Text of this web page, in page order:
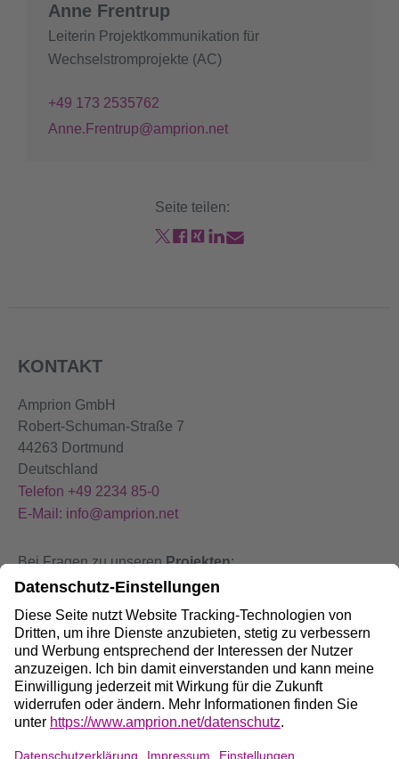
Anne Frentrup
Leiterin Projektkommunikation für
Wechselstromprojekte (AC)
+49 173 2535762
Anne.Frentrup@amprion.net
Seite teilen:
KONTAKT
Amprion GmbH
Robert-Schuman-Straße 7
44263 Dortmund
Deutschland
Telefon +49 2234 85-0
E-Mail: info@amprion.net
Bei Fragen zu unserenProjekten:
+49 800 584 9000
BeiStörungen an unseren Anlagen:
+49 800 490 4000
Social Media: